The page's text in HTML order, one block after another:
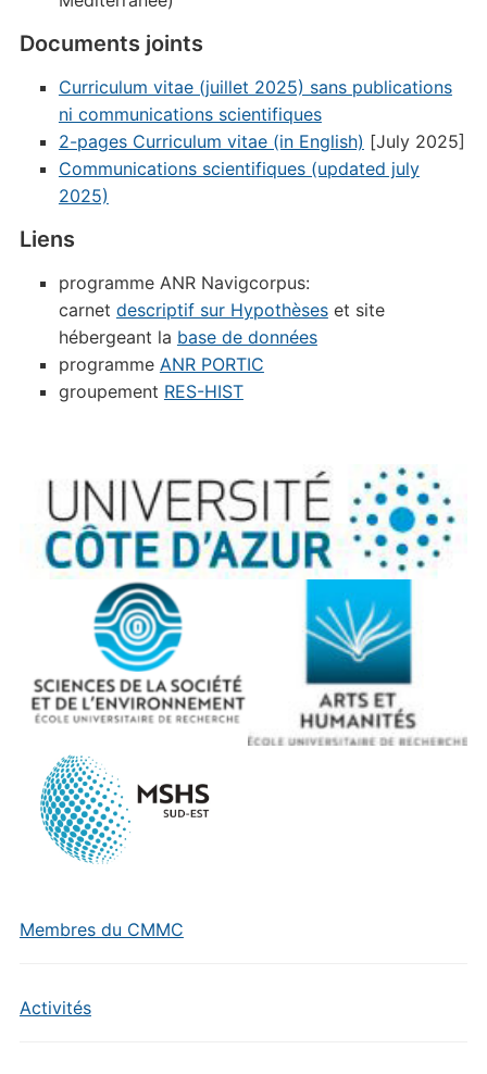
Membres du CMMC
Activités
Documents joints
Curriculum vitae (juillet 2025) sans publications
ni communications scientifiques
2-pages Curriculum vitae (in English) [July 2025]
Communications scientifiques (updated july
2025)
Liens
programme ANR Navigcorpus:
carnet descriptif sur Hypothèseset site
hébergeant la base de données
programme ANR PORTIC
groupement RES-HIST